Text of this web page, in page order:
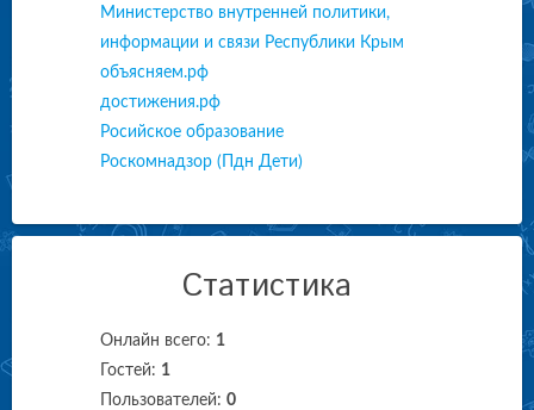
Министерство внутренней политики,
информации и связи Республики Крым
объясняем.рф
достижения.рф
Росийское образование
Роскомнадзор (Пдн Дети)
Статистика
Онлайн всего: 1
Гостей: 1
Пользователей: 0